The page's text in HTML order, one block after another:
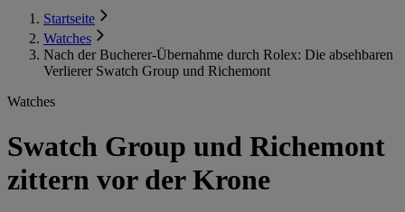
Startseite
Watches
Nach der Bucherer-Übernahme durch Rolex: Die absehbaren
Verlierer Swatch Group und Richemont
Watches
Swatch Group und Richemont
zittern vor der Krone